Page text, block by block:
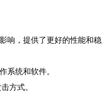
，提供了更好的性能和稳
系统和软件。
方式。